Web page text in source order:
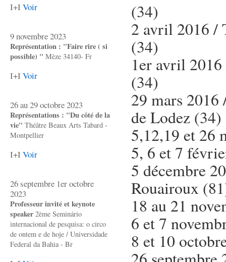
I+I Voir
9 novembre 2023
Représentation : "Faire rire ( si
possible) " Mèze 34140- Fr
I+I Voir
26 au 29 octobre 2023
Représentations : "Du côté de la
vie" Théâtre Beaux Arts Tabard -
Montpellier
I+I Voir
26 septembre 1er octobre
2023
Professeur invité et keynote
speaker 2ème Seminário
internacional de pesquisa: o circo
de ontem e de hoje / Universidade
Federal da Bahia - Br
(34)
2 avril 2016 /
(34)
1er avril
(34)
29 mars
de Lodez (34)
5,12,19 et 26
5, 6 et 7
5 décembre
Rouairoux
18 au 21
6 et 7
8 et 10